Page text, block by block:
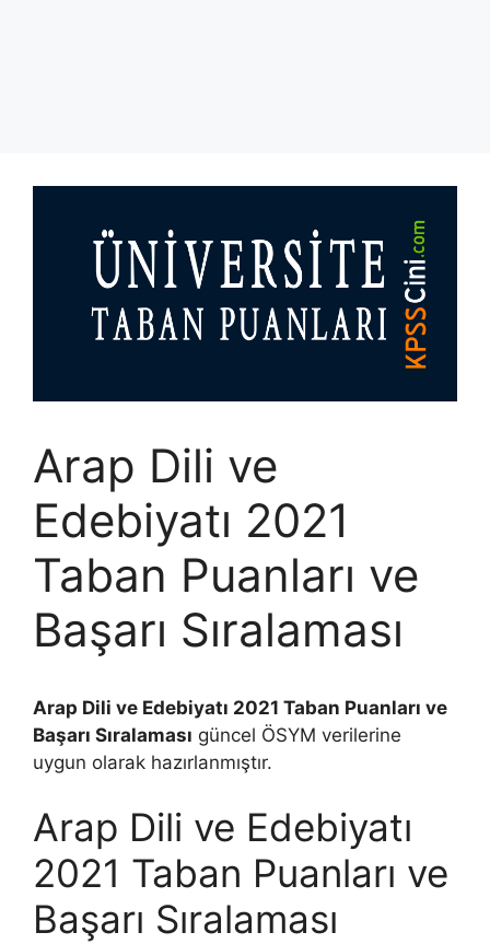
Arap Dili ve
Edebiyatı 2021
Taban Puanları ve
Başarı Sıralaması
Arap Dili ve Edebiyatı 2021 Taban Puanları ve
Başarı Sıralaması güncel ÖSYM verilerine
uygun olarak hazırlanmıştır.
Arap Dili ve Edebiyatı
2021 Taban Puanları ve
Başarı Sıralaması